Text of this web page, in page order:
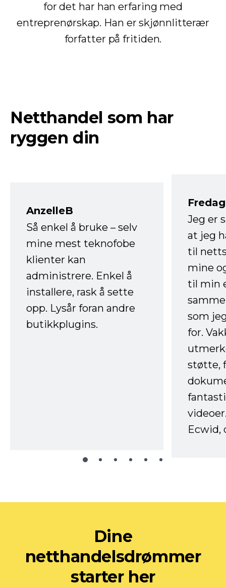
for det har han erfaring med
entreprenørskap. Han er skjønnlitterær
forfatter på fritiden.
Netthandel som har
ryggen din
AnzelleB
Så enkel å bruke – selv
mine mest teknofobe
klienter kan
administrere. Enkel å
installere, rask å sette
opp. Lysår foran andre
butikkplugins.
Jeg er
at jeg
til
mine
til min
som
for.
støtte,
Ecwid,
Dine
netthandelsdrømmer
starter her